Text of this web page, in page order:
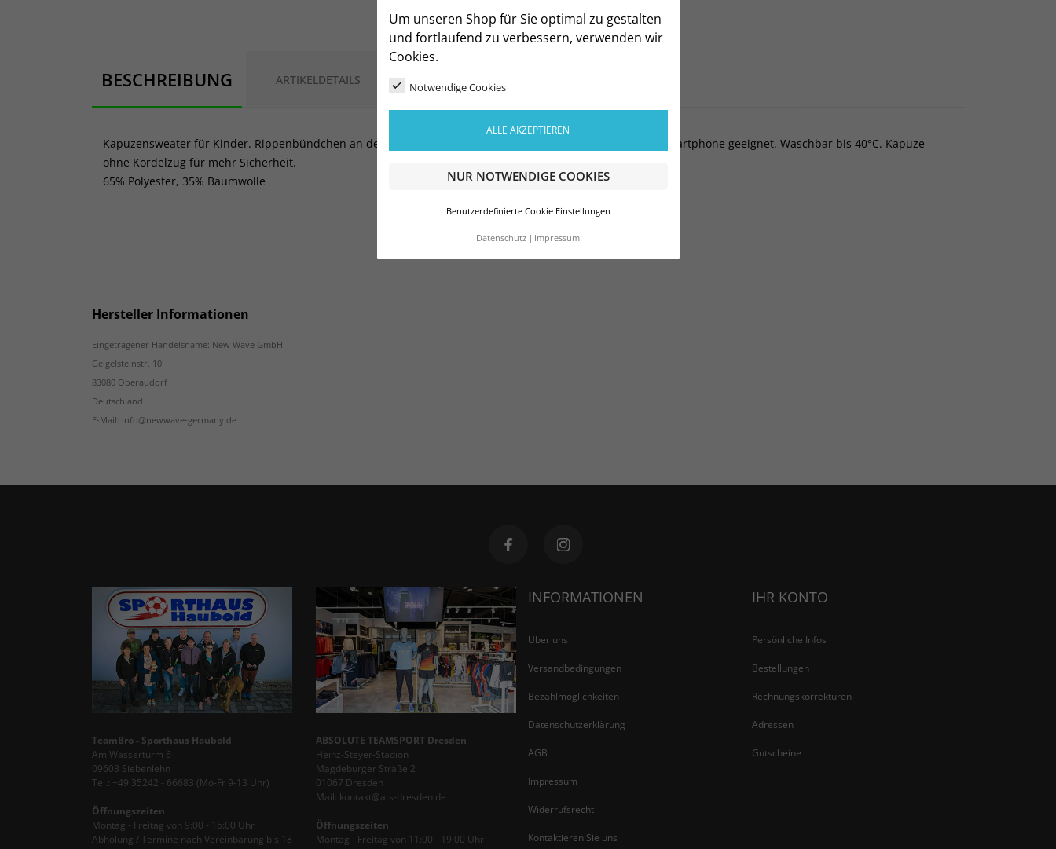
Um unseren Shop für Sie optimal zu gestalten
und fortlaufend zu verbessern, verwenden wir
Cookies.
Notwendige Cookies
ALLE AKZEPTIEREN
NUR NOTWENDIGE COOKIES
Benutzerdefinierte Cookie Einstellungen
Datenschutz Impressum
BESCHREIBUNG ARTIKELDETAILS
Kapuzensweater für Kinder. Rippenbündchen an den Ärmeln und am Bund. Kängurutasche. Kopfhörer / Smartphone geeignet. Waschbar bis 40°C. Kapuze
ohne Kordelzug für mehr Sicherheit.
65% Polyester, 35% Baumwolle
Hersteller Informationen
Eingetragener Handelsname: New Wave GmbH
Geigelsteinstr. 10
83080 Oberaudorf
Deutschland
E-Mail: info@newwave-germany.de
TeamBro - Sporthaus Haubold
Am Wasserturm 6
09603 Siebenlehn
Tel.: +49 35242 - 66683 (Mo-Fr 9-13 Uhr)
Öffnungszeiten
Montag - Freitag von 9:00 - 16:00 Uhr
Abholung / Termine nach Vereinbarung bis 18
ABSOLUTE TEAMSPORT Dresden
Heinz-Steyer-Stadion
Magdeburger Straße 2
01067 Dresden
Mail: kontakt@ats-dresden.de
Öffnungszeiten
Montag - Freitag von 11:00 - 19:00 Uhr
INFORMATIONEN
Über uns
Versandbedingungen
Bezahlmöglichkeiten
Datenschutzerklärung
AGB
Impressum
Widerrufsrecht
Kontaktieren Sie uns
IHR KONTO
Persönliche Infos
Bestellungen
Rechnungskorrekturen
Adressen
Gutscheine